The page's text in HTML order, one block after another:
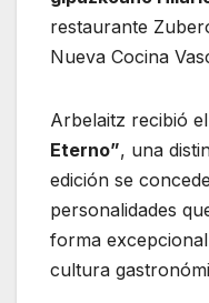
restaurante
Nueva Cocina
Arbelaitz recibió
Eterno”, una
edición se
personalidades
forma
cultura